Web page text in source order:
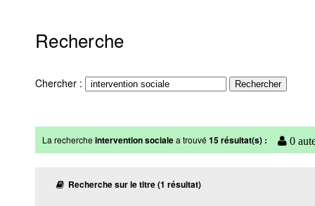
Recherche
Chercher :
La rechercheintervention socialea trouvé15 résultat(s) : 0
Recherche sur le titre (1 résultat)